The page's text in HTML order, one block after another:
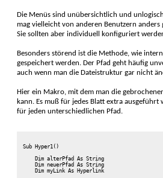
Die Menüs sind unüber­sicht­lich und
mag vielleicht von anderen Benutzern anders
Sie sollten aber indivi­duell konfi­guriert
Besonders störend ist die Methode, wie
gespei­chert werden. Der Pfad geht häufig
auch wenn man die Datei­struktur gar nicht
Hier ein Makro, mit dem man die
kann. Es muß für jedes Blatt extra ausge­führt
für jeden unterschied­lichen Pfad.
Sub Hyper1()
    Dim alterPfad As String
    Dim neuerPfad As String
    Dim myLink As Hyperlink